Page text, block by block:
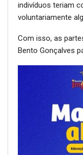
indivíduos teriam
voluntariamente
Com isso, as
Bento Gonçalves